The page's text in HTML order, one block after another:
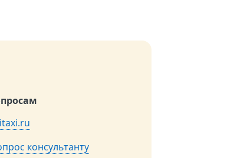
консультанту